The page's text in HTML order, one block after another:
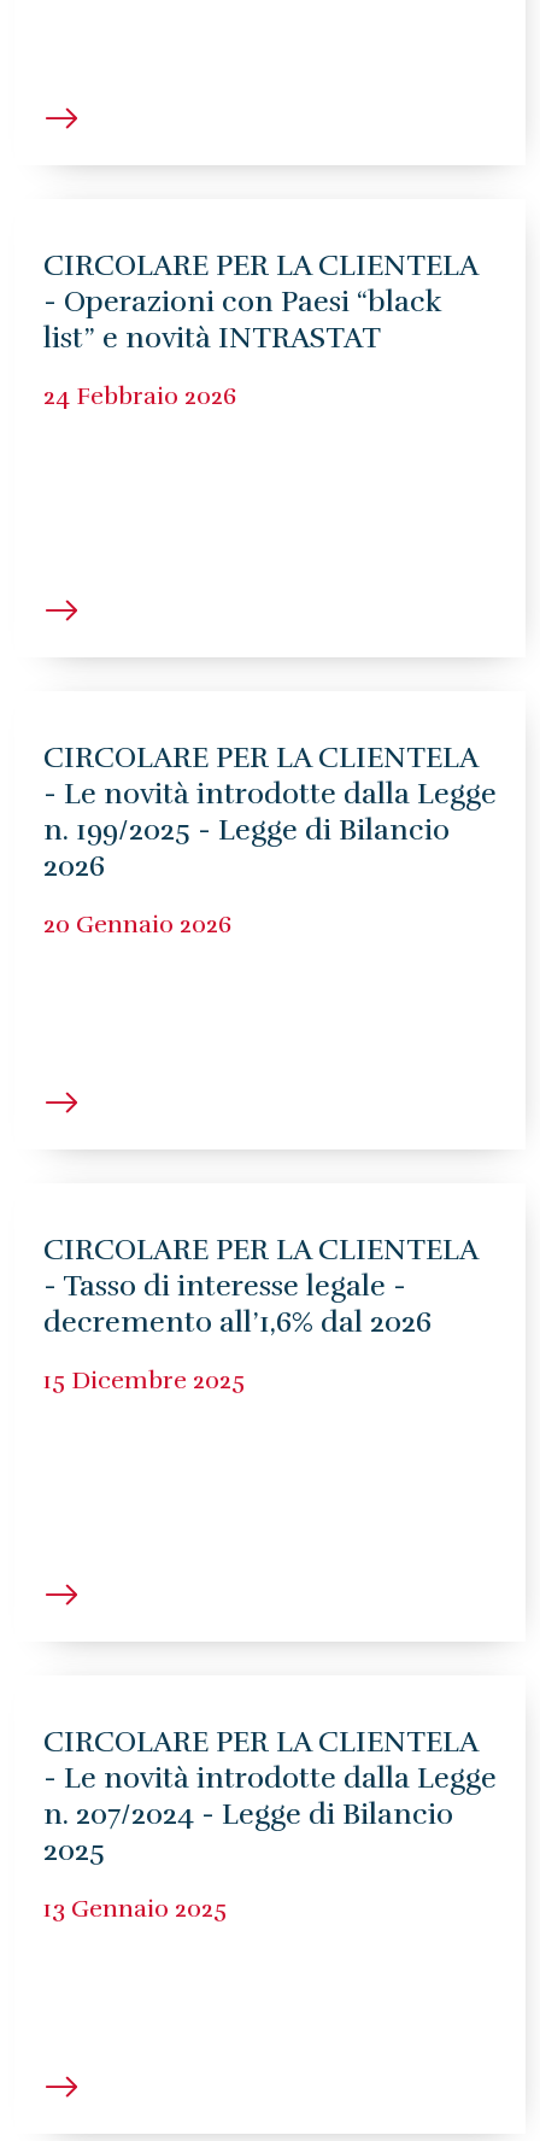
CIRCOLARE PER LA CLIENTELA
- Operazioni con Paesi “black
list” e novità INTRASTAT
24 Febbraio 2026
CIRCOLARE PER LA CLIENTELA
- Le novità introdotte dalla Legge
n. 199/2025 - Legge di Bilancio
2026
20 Gennaio 2026
CIRCOLARE PER LA CLIENTELA
- Tasso di interesse legale -
decremento all’1,6% dal 2026
15 Dicembre 2025
CIRCOLARE PER LA CLIENTELA
- Le novità introdotte dalla Legge
n. 207/2024 - Legge di Bilancio
2025
13 Gennaio 2025